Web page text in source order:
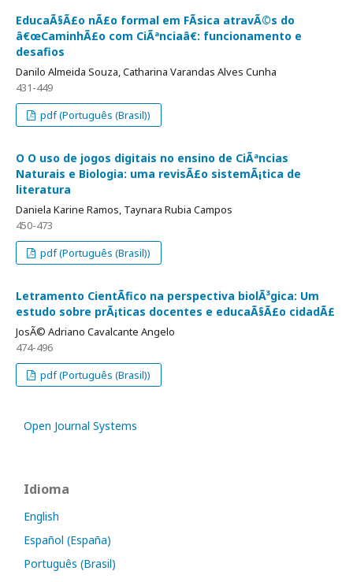
EducaÃ§Ã£o nÃ£o formal em FÃ­sica atravÃ©s do
â€œCaminhÃ£o com CiÃªnciaâ€: funcionamento e
desafios
Danilo Almeida Souza, Catharina Varandas Alves Cunha
431-449
pdf (Português (Brasil))
O O uso de jogos digitais no ensino de CiÃªncias
Naturais e Biologia: uma revisÃ£o sistemÃ¡tica de
literatura
Daniela Karine Ramos, Taynara Rubia Campos
450-473
pdf (Português (Brasil))
Letramento CientÃ­fico na perspectiva biolÃ³gica: Um
estudo sobre prÃ¡ticas docentes e educaÃ§Ã£o cidadÃ£
JosÃ© Adriano Cavalcante Angelo
474-496
pdf (Português (Brasil))
Open Journal Systems
Idioma
English
Español (España)
Português (Brasil)